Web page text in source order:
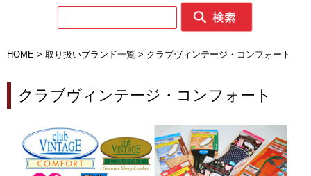
HOME > 取り扱いブランド一覧 > クラブヴィンテージ・コンフォート
クラブヴィンテージ・コンフォート